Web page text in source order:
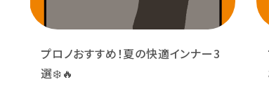
プロノおすすめ！夏の快適インナー3
選❄️🔥